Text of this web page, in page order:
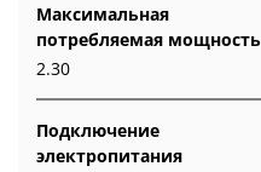
Максимальная
потребляемая мощность
2.30
Подключение
электропитания